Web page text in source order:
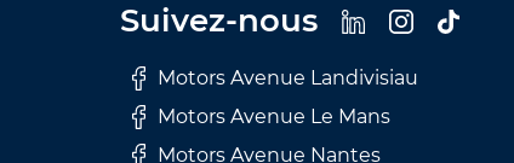
Suivez-nous
Motors Avenue Landivisiau
Motors Avenue Le Mans
Motors Avenue Nantes